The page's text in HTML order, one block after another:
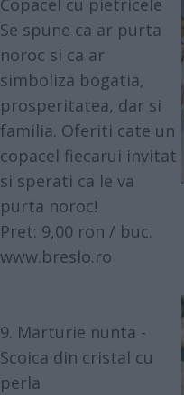
Copacel cu pietricele
Se spune ca ar purta
noroc si ca ar
simboliza bogatia,
prosperitatea, dar si
familia. Oferiti cate un
copacel fiecarui invitat
si sperati ca le va
purta noroc!
Pret: 9,00 ron / buc.
www.breslo.ro
9. Marturie nunta -
Scoica din cristal cu
perla